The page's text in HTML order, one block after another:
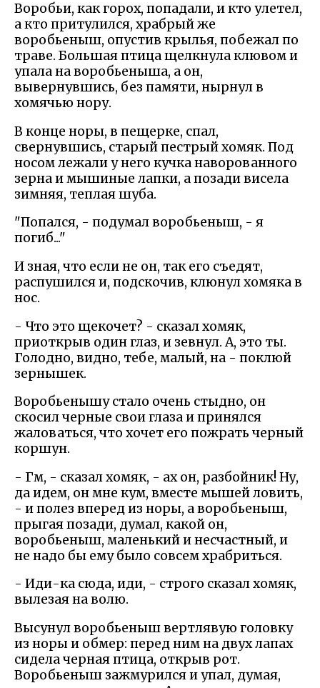
Воробьи, как горох, попадали, и кто улетел,
а кто притулился, храбрый же
воробьеныш, опустив крылья, побежал по
траве. Большая птица щелкнула клювом и
упала на воробьеныша, а он,
вывернувшись, без памяти, нырнул в
хомячью нору.
В конце норы, в пещерке, спал,
свернувшись, старый пестрый хомяк. Под
носом лежали у него кучка наворованного
зерна и мышиные лапки, а позади висела
зимняя, теплая шуба.
"Попался, - подумал воробьеныш, - я
погиб..."
И зная, что если не он, так его съедят,
распушился и, подскочив, клюнул хомяка в
нос.
- Что это щекочет? - сказал хомяк,
приоткрыв один глаз, и зевнул. А, это ты.
Голодно, видно, тебе, малый, на - поклюй
зернышек.
Воробьенышу стало очень стыдно, он
скосил черные свои глаза и принялся
жаловаться, что хочет его пожрать черный
коршун.
- Гм, - сказал хомяк, - ах он, разбойник! Ну,
да идем, он мне кум, вместе мышей ловить,
- и полез вперед из норы, а воробьеныш,
прыгая позади, думал, какой он,
воробьеныш, маленький и несчастный, и
не надо бы ему было совсем храбриться.
- Иди-ка сюда, иди, - строго сказал хомяк,
вылезая на волю.
Высунул воробьеныш вертлявую головку
из норы и обмер: перед ним на двух лапах
сидела черная птица, открыв рот.
Воробьеныш зажмурился и упал, думая,